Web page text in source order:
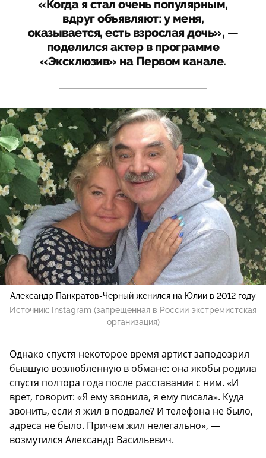
«Когда я стал очень популярным,
вдруг объявляют: у меня,
оказывается, есть взрослая дочь», —
поделился актер в программе
«Эксклюзив» на Первом канале.
Александр Панкратов-Черный женился на Юлии в 2012 году
Источник:
Instagram (запрещенная в России экстремистская
организация)
Однако спустя некоторое время артист заподозрил
бывшую возлюбленную в обмане: она якобы родила
спустя полтора года после расставания с ним. «И
врет, говорит: «Я ему звонила, я ему писала». Куда
звонить, если я жил в подвале? И телефона не было,
адреса не было. Причем жил нелегально», —
возмутился Александр Васильевич.